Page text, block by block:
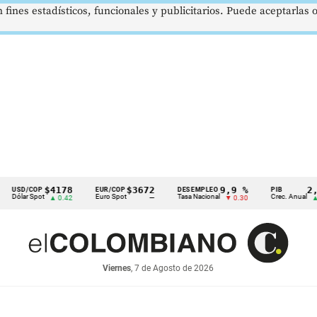
$4178
▲ 0.42
EUR/COP
Euro Spot
$3672
—
DESEMPLEO
Tasa Nacional
9,9 %
▼ 0.30
PIB
Crec. Anual
2,8 %
▲ 0.10
Viernes, 7 de Agosto de 2026
estadísticos, funcionales y publicitarios. Puede aceptarlas